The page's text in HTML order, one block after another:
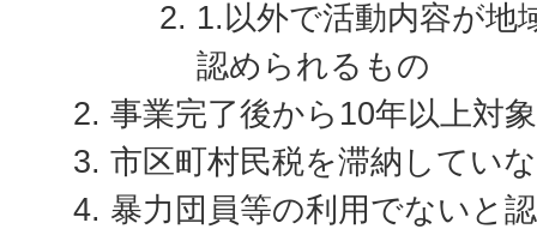
1.以外で活動内容が地
認められるもの
事業完了後から10年以上対
市区町村民税を滞納してい
暴力団員等の利用でないと